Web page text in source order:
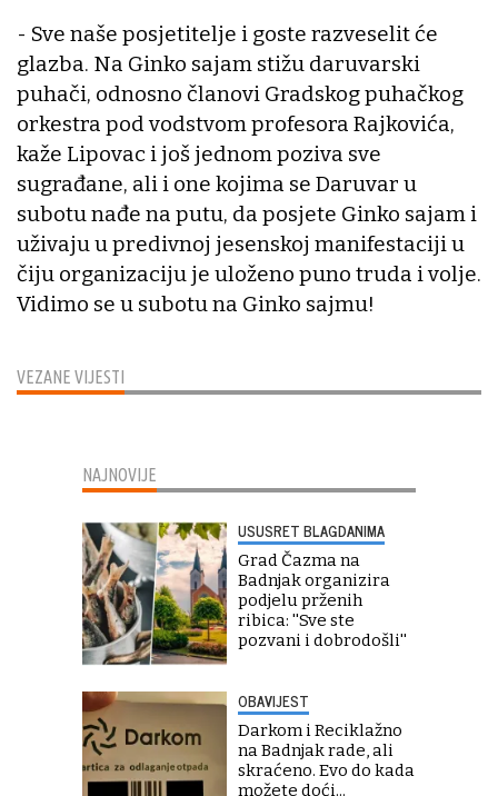
VEZANE VIJESTI
- Sve naše posjetitelje i goste razveselit će
glazba. Na Ginko sajam stižu daruvarski
puhači, odnosno članovi Gradskog puhačkog
orkestra pod vodstvom profesora Rajkovića,
kaže Lipovac i još jednom poziva sve
sugrađane, ali i one kojima se Daruvar u
subotu nađe na putu, da posjete Ginko sajam i
uživaju u predivnoj jesenskoj manifestaciji u
čiju organizaciju je uloženo puno truda i volje.
Vidimo se u subotu na Ginko sajmu!
NAJNOVIJE
USUSRET BLAGDANIMA
Grad Čazma na
Badnjak organizira
podjelu prženih
ribica: ''Sve ste
pozvani i dobrodošli''
OBAVIJEST
Darkom i Reciklažno
na Badnjak rade, ali
skraćeno. Evo do kada
možete doći...